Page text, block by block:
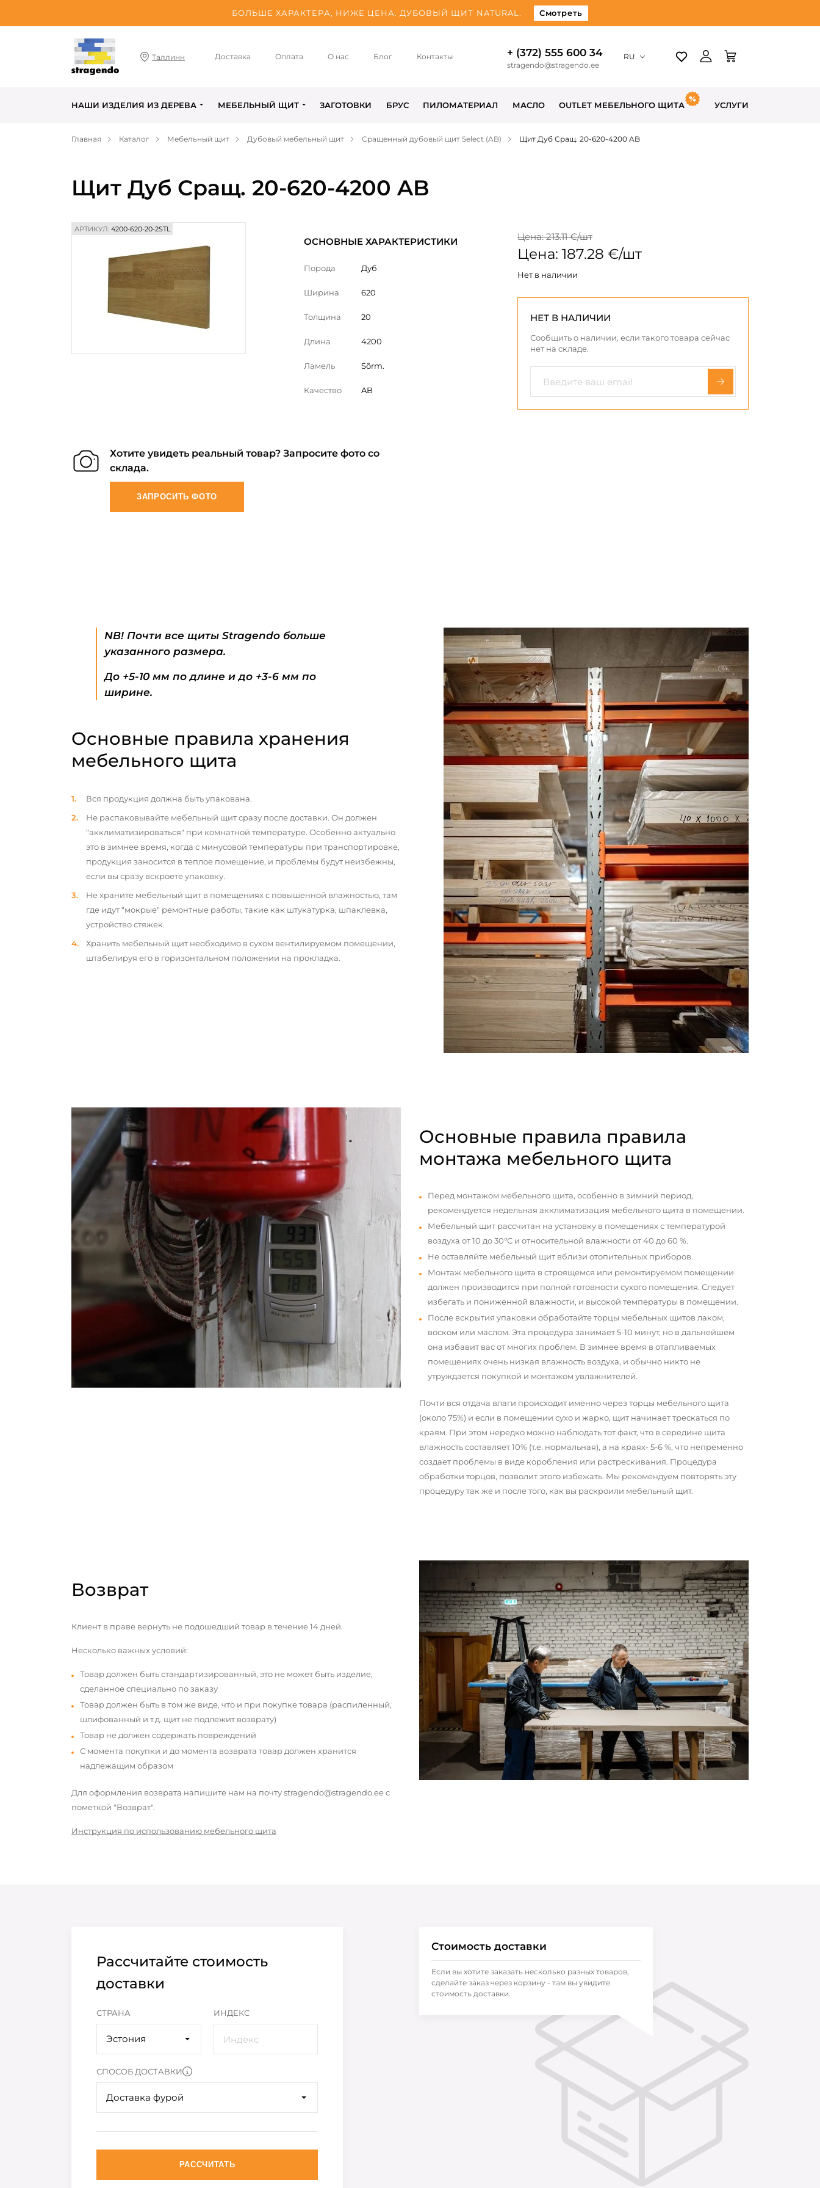
БОЛЬШЕ ХАРАКТЕРА, НИЖЕ ЦЕНА. ДУБОВЫЙ ЩИТ NATURAL. Смотреть
Таллинн Доставка Оплата О нас Блог Контакты + (372) 555 600 34
stragendo@stragendo.ee
RU
НАШИ ИЗДЕЛИЯ ИЗ ДЕРЕВА МЕБЕЛЬНЫЙ ЩИТ ЗАГОТОВКИ БРУС ПИЛОМАТЕРИАЛ МАСЛО OUTLET МЕБЕЛЬНОГО ЩИТА УСЛУГИ
Главная Каталог Мебельный щит Дубовый мебельный щит Сращенный дубовый щит Select (AB) Щит Дуб Сращ. 20-620-4200 AB
Щит Дуб Сращ. 20-620-4200 AB
АРТИКУЛ: 4200-620-20-2STL
ОСНОВНЫЕ ХАРАКТЕРИСТИКИ
Порода Дуб
Ширина 620
Толщина 20
Длина 4200
Ламель Sõrm.
Качество AB
Цена: 213.11 €/шт
Цена: 187.28 €/шт
Нет в наличии
НЕТ В НАЛИЧИИ
Сообщить о наличии, если такого товара сейчас
нет на складе.
Хотите увидеть реальный товар? Запросите фото со
склада.
ЗАПРОСИТЬ ФОТО
NB! Почти все щиты Stragendo больше
указанного размера.
До +5-10 мм по длине и до +3-6 мм по
ширине.
Основные правила хранения
мебельного щита
Вся продукция должна быть упакована.
Не распаковывайте мебельный щит сразу после доставки. Он должен
"акклиматизироваться" при комнатной температуре. Особенно актуально
это в зимнее время, когда с минусовой температуры при транспортировке,
продукция заносится в теплое помещение, и проблемы будут неизбежны,
если вы сразу вскроете упаковку.
Не храните мебельный щит в помещениях с повышенной влажностью, там
где идут "мокрые" ремонтные работы, такие как штукатурка, шпаклевка,
устройство стяжек.
Хранить мебельный щит необходимо в сухом вентилируемом помещении,
штабелируя его в горизонтальном положении на прокладка.
Основные правила правила
монтажа мебельного щита
Перед монтажом мебельного щита, особенно в зимний период,
рекомендуется недельная акклиматизация мебельного щита в помещении.
Мебельный щит рассчитан на установку в помещениях с температурой
воздуха от 10 до 30°С и относительной влажности от 40 до 60 %.
Не оставляйте мебельный щит вблизи отопительных приборов.
Монтаж мебельного щита в строящемся или ремонтируемом помещении
должен производится при полной готовности сухого помещения. Следует
избегать и пониженной влажности, и высокой температуры в помещении.
После вскрытия упаковки обработайте торцы мебельных щитов лаком,
воском или маслом. Эта процедура занимает 5-10 минут, но в дальнейшем
она избавит вас от многих проблем. В зимнее время в отапливаемых
помещениях очень низкая влажность воздуха, и обычно никто не
утруждается покупкой и монтажом увлажнителей.
Почти вся отдача влаги происходит именно через торцы мебельного щита
(около 75%) и если в помещении сухо и жарко, щит начинает трескаться по
краям. При этом нередко можно наблюдать тот факт, что в середине щита
влажность составляет 10% (т.е. нормальная), а на краях- 5-6 %, что непременно
создает проблемы в виде коробления или растрескивания. Процедура
обработки торцов, позволит этого избежать. Мы рекомендуем повторять эту
процедуру так же и после того, как вы раскроили мебельный щит.
Возврат
Клиент в праве вернуть не подошедший товар в течение 14 дней.
Несколько важных условий:
Товар должен быть стандартизированный, это не может быть изделие,
сделанное специально по заказу
Товар должен быть в том же виде, что и при покупке товара (распиленный,
шлифованный и т.д. щит не подлежит возврату)
Товар не должен содержать повреждений
С момента покупки и до момента возврата товар должен хранится
надлежащим образом
Для оформления возврата напишите нам на почту stragendo@stragendo.ee с
пометкой "Возврат".
Инструкция по использованию мебельного щита
Рассчитайте стоимость
доставки
СТРАНА
Эстония
ИНДЕКС
СПОСОБ ДОСТАВКИ
Доставка фурой
РАССЧИТАТЬ
Стоимость доставки
Если вы хотите заказать несколько разных товаров,
сделайте заказ через корзину - там вы увидите
стоимость доставки.